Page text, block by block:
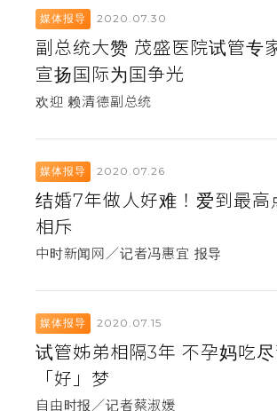
媒体报导 2020.07.30
副总统大赞 茂盛医院试管专
宣扬国际为国争光
欢迎 赖清德副总统
媒体报导 2020.07.26
结婚7年做人好难！爱到最高
相斥
中时新闻网／记者冯惠宜 报导
媒体报导 2020.07.15
试管姊弟相隔3年 不孕妈吃
「好」梦
自由时报／记者蔡淑媛